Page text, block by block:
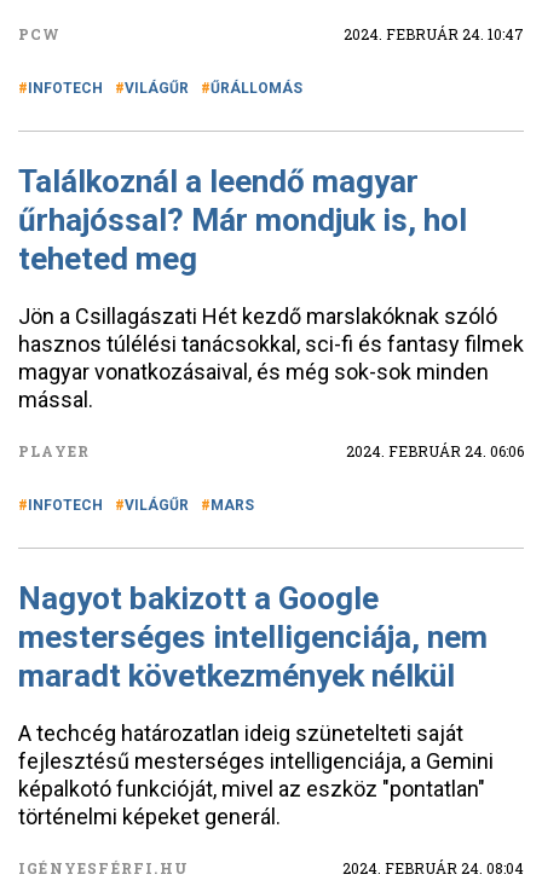
PCW 2024. FEBRUÁR 24. 10:47
INFOTECH VILÁGŰR ŰRÁLLOMÁS
Találkoznál a leendő magyar
űrhajóssal? Már mondjuk is, hol
teheted meg
Jön a Csillagászati Hét kezdő marslakóknak szóló
hasznos túlélési tanácsokkal, sci-fi és fantasy filmek
magyar vonatkozásaival, és még sok-sok minden
mással.
PLAYER 2024. FEBRUÁR 24. 06:06
INFOTECH VILÁGŰR MARS
Nagyot bakizott a Google
mesterséges intelligenciája, nem
maradt következmények nélkül
A techcég határozatlan ideig szünetelteti saját
fejlesztésű mesterséges intelligenciája, a Gemini
képalkotó funkcióját, mivel az eszköz "pontatlan"
történelmi képeket generál.
IGÉNYESFÉRFI.HU 2024. FEBRUÁR 24. 08:04